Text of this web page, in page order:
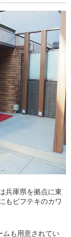
兵庫県を拠点に東
もビフテキのカワ
ムも用意されてい